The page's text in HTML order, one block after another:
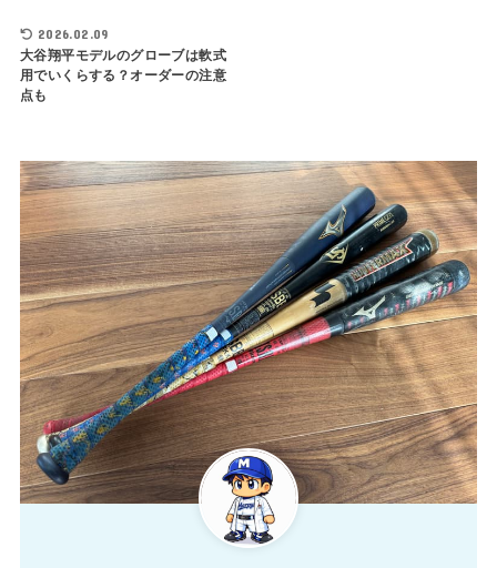
2026.02.09
大谷翔平モデルのグローブは軟式
用でいくらする？オーダーの注意
点も